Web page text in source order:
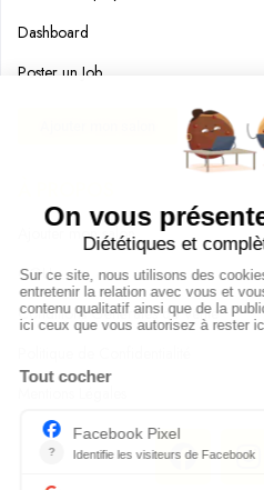
Dashboard
Poster un Job
Ajouter mon salon
CGU
Conditions Générales de Vente